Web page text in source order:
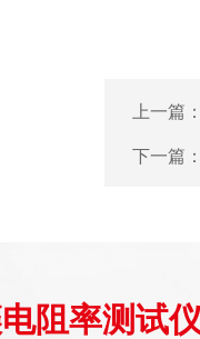
上一篇
下一篇
阻率测试